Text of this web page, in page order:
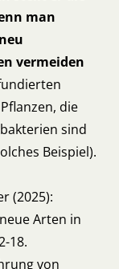
man
vermeiden
die
sind
Beispiel).
(2025):
Arten in
18.
von